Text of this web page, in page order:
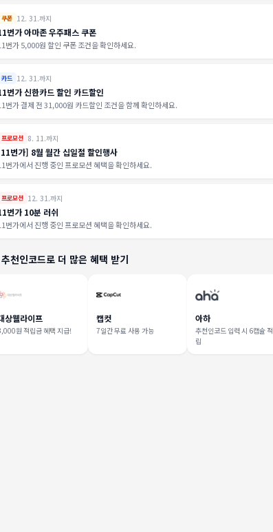
쿠폰 12. 31.까지
번가 아마존 우주패스 쿠폰
번가 5,000원 할인 쿠폰 조건을 확인하세요.
카드 12. 31.까지
번가 신한카드 할인 카드할인
번가 결제 전 31,000원 카드할인 조건을 함께 확인하세요.
프로모션 8. 11.까지
번가] 8월 월간 십일절 할인행사
번가에서 진행 중인 프로모션 혜택을 확인하세요.
프로모션 12. 31.까지
번가 10분 러쉬
번가에서 진행 중인 프로모션 혜택을 확인하세요.
천인코드로 더 많은 혜택 받기
상웰라이프
원 적립금 혜택 지급!
캡컷
7일간 무료 사용 가능
아하
추천인코드 입력 시 6캡슐 적
립